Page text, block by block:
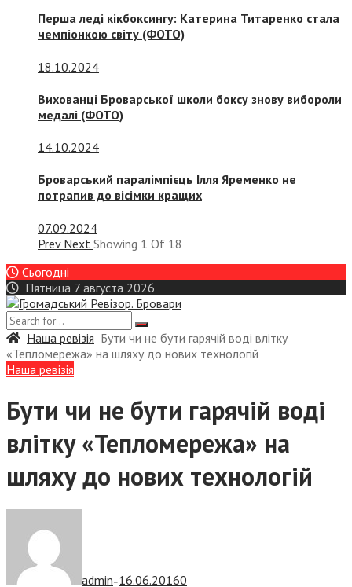
Перша леді кікбоксингу: Катерина Титаренко стала
чемпіонкою світу (ФОТО)
18.10.2024
Вихованці Броварської школи боксу знову вибороли
медалі (ФОТО)
14.10.2024
Броварський паралімпієць Ілля Яременко не
потрапив до вісімки кращих
07.09.2024
Prev Next Showing 1 Of 18
Сьогодні
Пятница 7 августа 2026
Наша ревізія Бути чи не бути гарячій воді влітку
«Тепломережа» на шляху до нових технологій
Наша ревізія
Бути чи не бути гарячій воді
влітку «Тепломережа» на
шляху до нових технологій
admin — 16.06.20160